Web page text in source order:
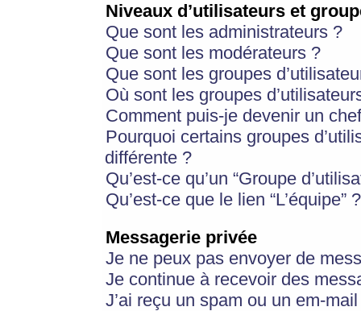
Niveaux d’utilisateurs et
Que sont les administrateurs ?
Que sont les modérateurs ?
Que sont les groupes
Où sont les groupes
Comment puis-je devenir un
Pourquoi certains groupes
différente ?
Qu’est-ce qu’un “Groupe
Qu’est-ce que le lien “L’équipe” ?
Messagerie privée
Je ne peux pas envoyer de
Je continue à recevoir des
J’ai reçu un spam ou un em-